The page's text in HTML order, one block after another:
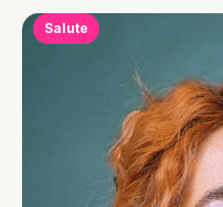
Salute